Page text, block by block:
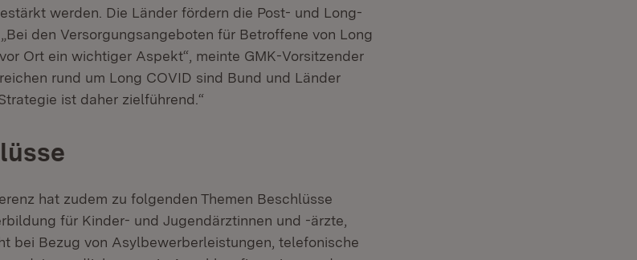
werden. Die Länder fördern die Post- und Long-
den Versorgungsangeboten für Betroffene von Long
Ort ein wichtiger Aspekt“, meinte GMK-Vorsitzender
rund um Long COVID sind Bund und Länder
ist daher zielführend.“
hat zudem zu folgenden Themen Beschlüsse
für Kinder- und Jugendärztinnen und -ärzte,
bei Bezug von Asylbewerberleistungen, telefonische